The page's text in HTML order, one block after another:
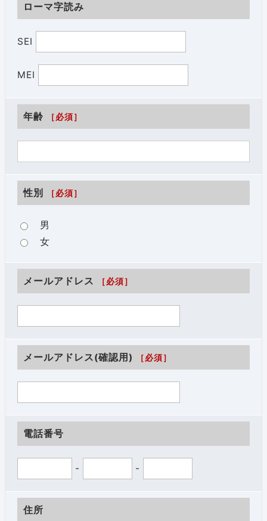
ローマ字読み
SEI
MEI
年齢 ［必須］
性別 ［必須］
男
女
メールアドレス ［必須］
メールアドレス(確認用) ［必須］
電話番号
- -
住所